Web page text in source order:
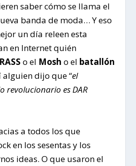
saber cómo se llama el
banda de moda… Y eso
un día releen esta
en Internet quién
o el Mosh o el batallón
alguien dijo que “el
revolucionario es DAR
a todos los que
en los sesentas y los
ideas. O que usaron el